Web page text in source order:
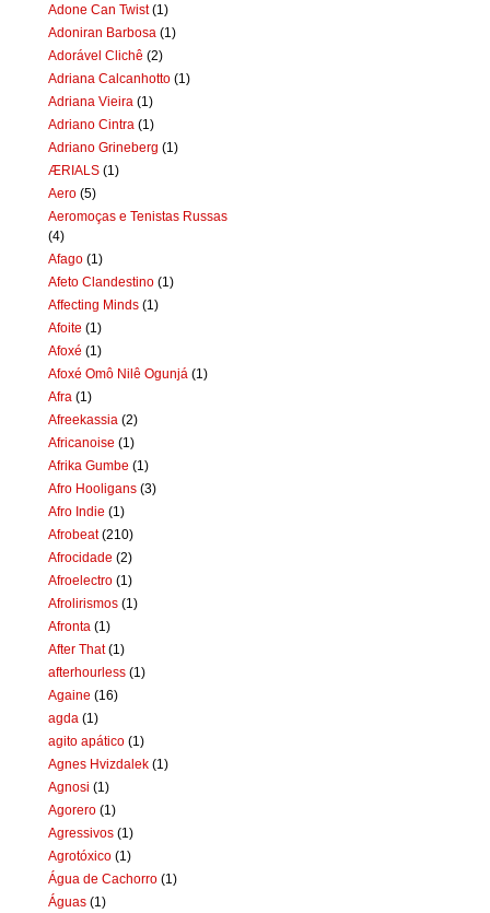
Adone Can Twist (1)
Adoniran Barbosa (1)
Adorável Clichê (2)
Adriana Calcanhotto (1)
Adriana Vieira (1)
Adriano Cintra (1)
Adriano Grineberg (1)
ÆRIALS (1)
Aero (5)
Aeromoças e Tenistas Russas
(4)
Afago (1)
Afeto Clandestino (1)
Affecting Minds (1)
Afoite (1)
Afoxé (1)
Afoxé Omô Nilê Ogunjá (1)
Afra (1)
Afreekassia (2)
Africanoise (1)
Afrika Gumbe (1)
Afro Hooligans (3)
Afro Indie (1)
Afrobeat (210)
Afrocidade (2)
Afroelectro (1)
Afrolirismos (1)
Afronta (1)
After That (1)
afterhourless (1)
Againe (16)
agda (1)
agito apático (1)
Agnes Hvizdalek (1)
Agnosi (1)
Agorero (1)
Agressivos (1)
Agrotóxico (1)
Água de Cachorro (1)
Águas (1)